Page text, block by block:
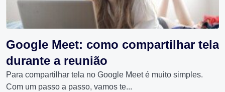
Google Meet: como compartilhar tela
durante a reunião
Para compartilhar tela no Google Meet é muito simples.
Com um passo a passo, vamos te...